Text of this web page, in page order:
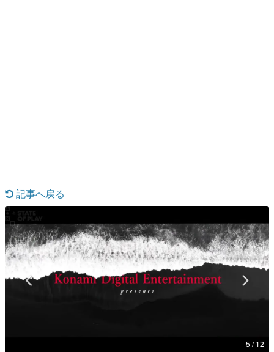
なんでゲームは面白い？
ゲーム開発者・hamatsu氏がゲームの魅力を画面や操作の
具体的な形から解き明かしていく、硬派で骨太な評論連載
です。
ゲームが変えた日本語
「経験値」「裏技」「ラスボス」… ゲームにまつわる言葉
の起源や用法の変遷を、コンピューター文化史研究家・タ
記事へ戻る
5 / 12